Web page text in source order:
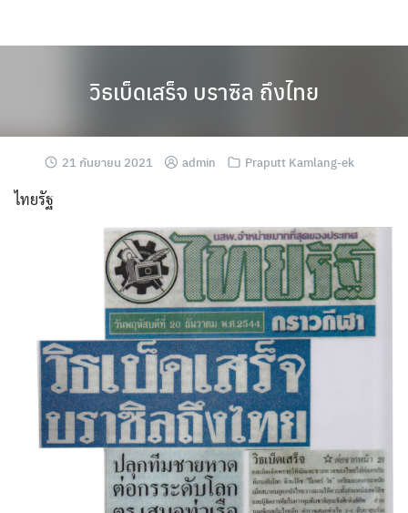
วิธเบ็ดเสร็จ บราซิล ถึงไทย
21 กันยายน 2021 admin Praputt Kamlang-ek
ไทยรัฐ